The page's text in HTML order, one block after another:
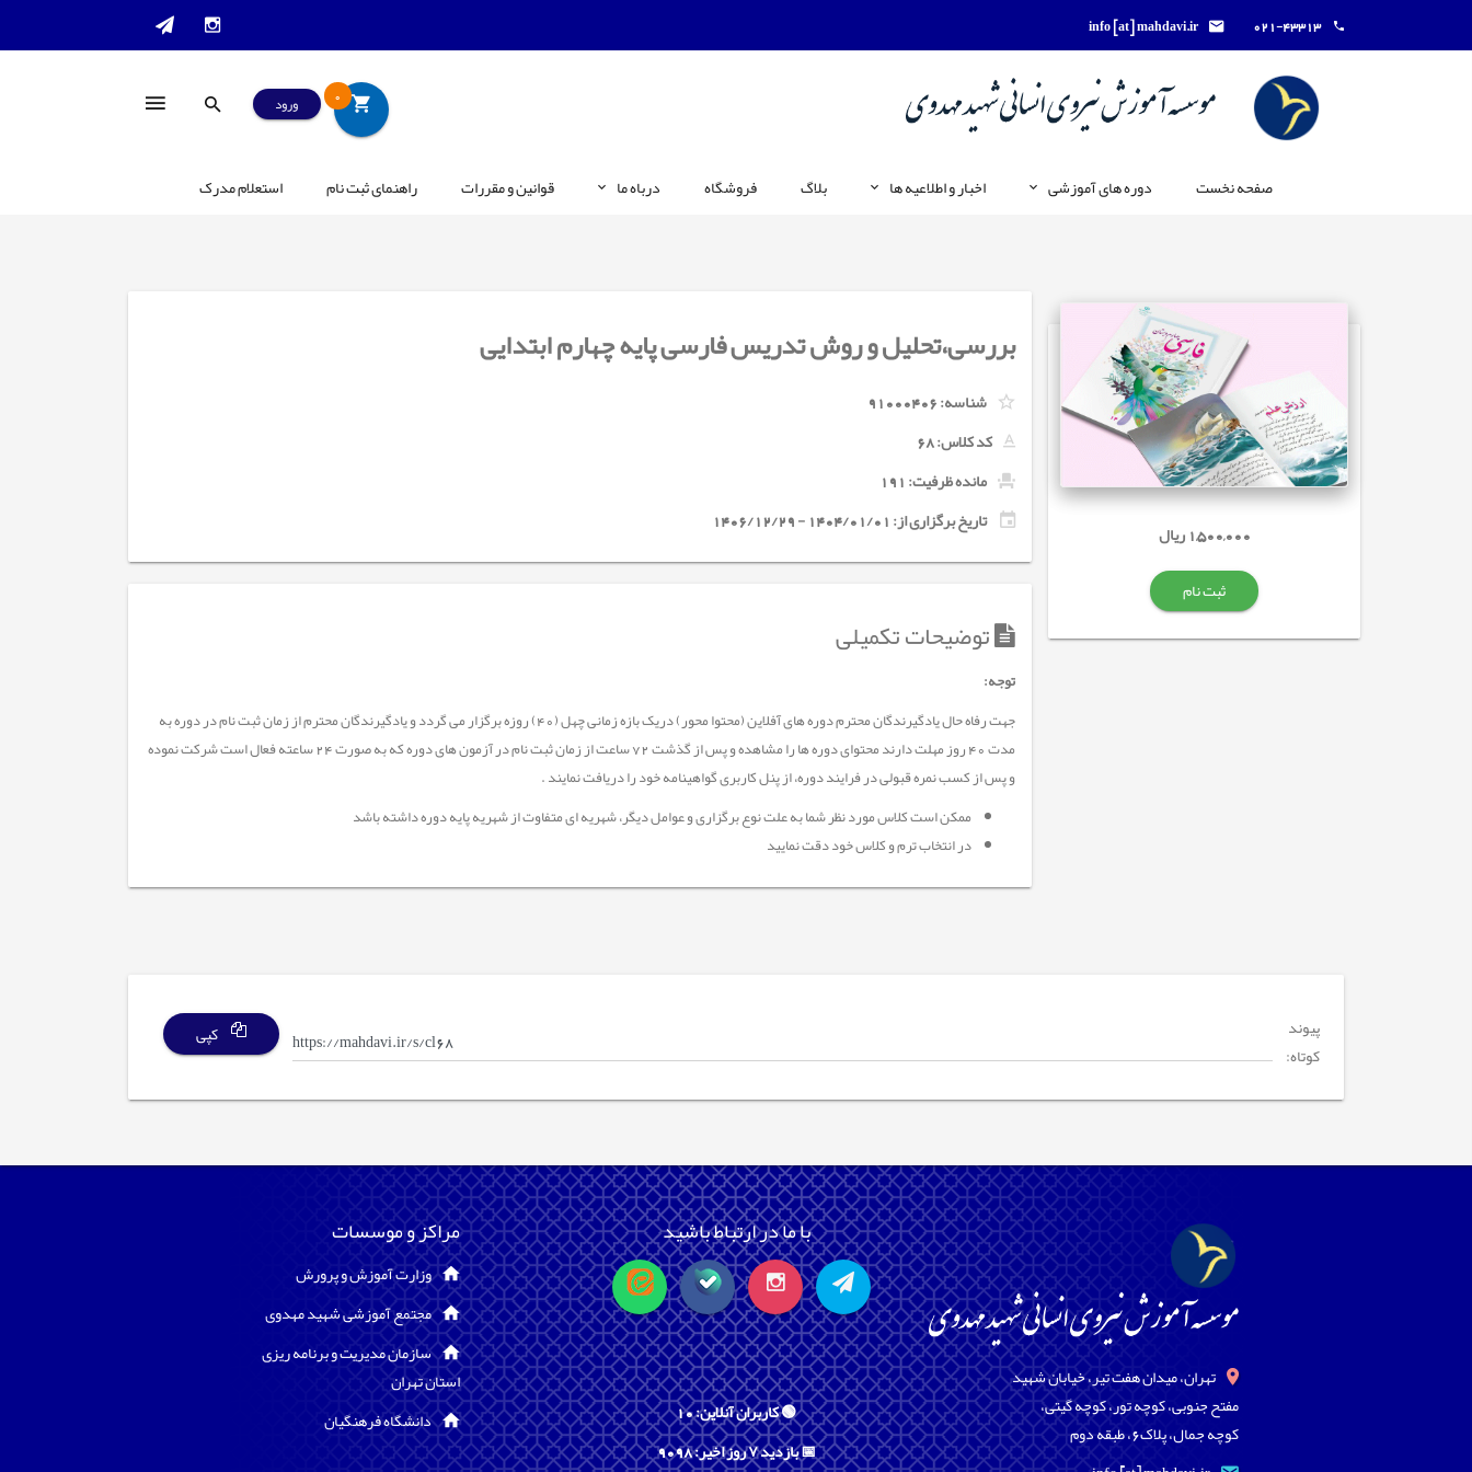
021-43313
info [at] mahdavi.ir
0 ورود
صفحه نخست دوره های آموزشی اخبار و اطلاعیه ها بلاگ فروشگاه درباه ما قوانین و مقررات راهنمای ثبت نام استعلام مدرک
1,500,000 ریال
ثبت نام
بررسی،تحلیل و روش تدریس فارسی پایه چهارم ابتدایی
شناسه:91000406
کد کلاس:68
مانده ظرفیت: 191
تاریخ برگزاری از: 1404/01/01 - 1406/12/29
توضیحات تکمیلی
توجه:
جهت رفاه حال یادگیرندگان محترم دوره های آفلاین (محتوا محور) دریک بازه زمانی چهل (40) روزه برگزار می گردد و یادگیرندگان محترم از زمان ثبت نام در دوره به
مدت 40 روز مهلت دارند محتوای دوره ها را مشاهده و پس از گذشت 72 ساعت از زمان ثبت نام در آزمون های دوره که به صورت 24 ساعته فعال است شرکت نموده
و پس از کسب نمره قبولی در فرایند دوره، از پنل کاربری گواهینامه خود را دریافت نمایند .
ممکن است کلاس مورد نظر شما به علت نوع برگزاری و عوامل دیگر، شهریه ای متفاوت از شهریه پایه دوره داشته باشد
در انتخاب ترم و کلاس خود دقت نمایید
پیوند
کوتاه:
کپی
تهران، میدان هفت تیر، خیابان شهید
مفتح جنوبی، کوچه تور، کوچه گیتی،
کوچه جمال، پلاک6، طبقه دوم
با ما در ارتباط باشید
🟢 کاربران آنلاین: 10
📅 بازدید ۷ روز اخیر: 9098
مراکز و موسسات
وزارت آموزش و پرورش
مجتمع آموزشی شهید مهدوی
سازمان مدیریت و برنامه ریزی
استان تهران
دانشگاه فرهنگیان